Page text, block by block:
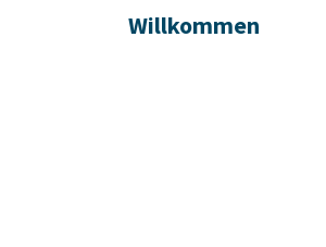
Willkommen